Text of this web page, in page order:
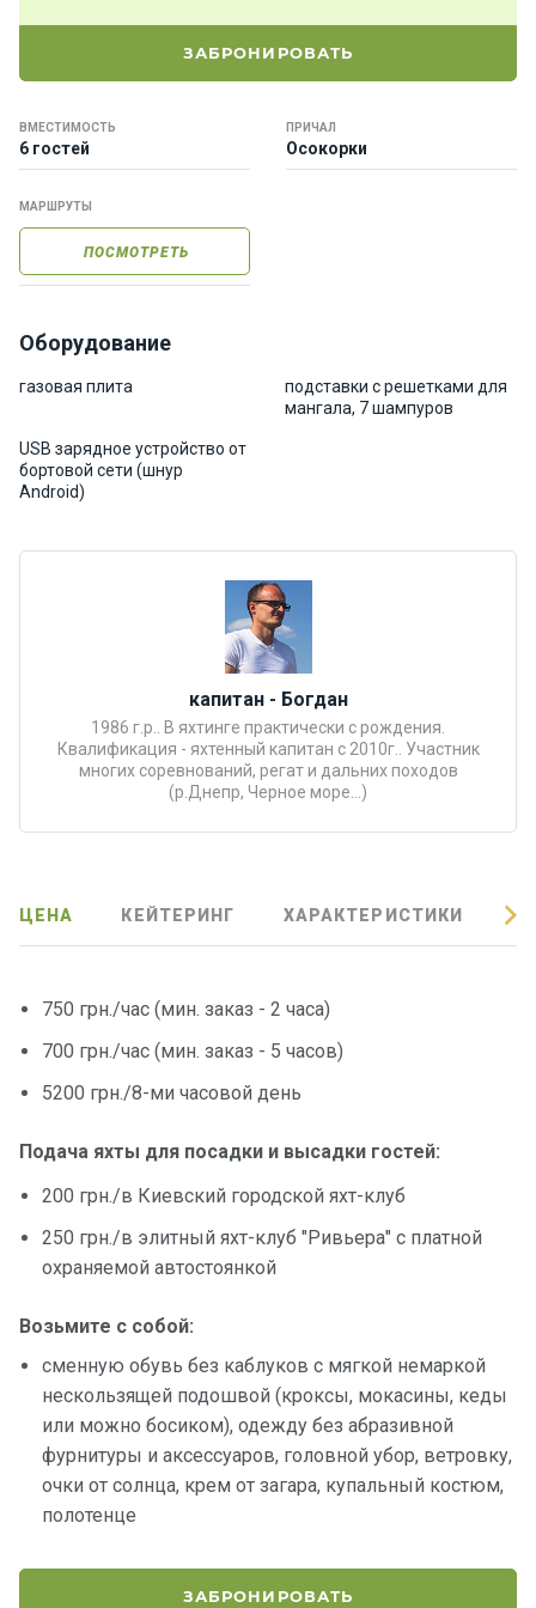
ЗАБРОНИРОВАТЬ
ВМЕСТИМОСТЬ
6 гостей
ПРИЧАЛ
Осокорки
МАРШРУТЫ
ПОСМОТРЕТЬ
Оборудование
газовая плита
подставки с решетками для
мангала, 7 шампуров
USB зарядное устройство от
бортовой сети (шнур
Android)
капитан - Богдан
1986 г.р.. В яхтинге практически с рождения.
Квалификация - яхтенный капитан с 2010г.. Участник
многих соревнований, регат и дальних походов
(р.Днепр, Черное море...)
ЦЕНА КЕЙТЕРИНГ ХАРАКТЕРИСТИКИ
750 грн./час (мин. заказ - 2 часа)
700 грн./час (мин. заказ - 5 часов)
5200 грн./8-ми часовой день
Подача яхты для посадки и высадки гостей:
200 грн./в Киевский городской яхт-клуб
250 грн./в элитный яхт-клуб "Ривьера" с платной
охраняемой автостоянкой
Возьмите с собой:
сменную обувь без каблуков с мягкой немаркой
нескользящей подошвой (кроксы, мокасины, кеды
или можно босиком), одежду без абразивной
фурнитуры и аксессуаров, головной убор, ветровку,
очки от солнца, крем от загара, купальный костюм,
полотенце
ЗАБРОНИРОВАТЬ
т
е
р
О нас
Програ
ммы
отдыха
Развле
чения
Контакт